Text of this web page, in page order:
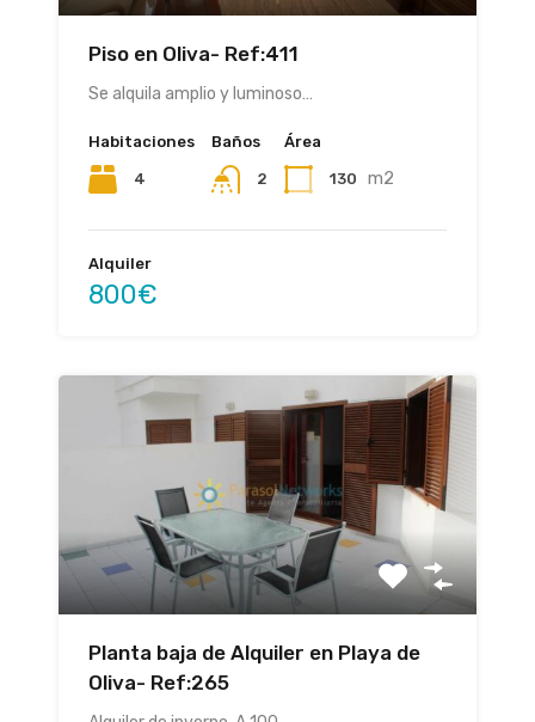
Piso en Oliva- Ref:411
Se alquila amplio y luminoso…
Habitaciones
4
Baños
2
Área
130 m2
Alquiler
800€
Planta baja de Alquiler en Playa de
Oliva- Ref:265